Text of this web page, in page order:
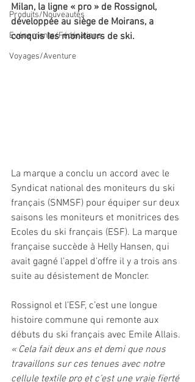
Produits/Nouveautés
Evénements/Fédérations
Voyages/Aventure
Milan, la ligne « pro » de Rossignol,
développée au siège de Moirans, a
conquis les moniteurs de ski.
La marque a conclu un accord avec le
Syndicat national des moniteurs du ski
français (SNMSF) pour équiper sur deux
saisons les moniteurs et monitrices des
Ecoles du ski français (ESF). La marque
française succède à Helly Hansen, qui
avait gagné l’appel d’offre il y a trois ans
suite au désistement de Moncler.
Rossignol et l’ESF, c’est une longue
histoire commune qui remonte aux
débuts du ski français avec Emile Allais.
« Cela fait deux ans et demi que nous
travaillons sur ces tenues avec notre
cellule textile pro et c’est une vraie fierté